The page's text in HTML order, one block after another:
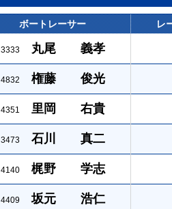
ボートレーサー レ
3333 丸尾 義孝
4832 権藤 俊光
4351 里岡 右貴
3473 石川 真二
4140 梶野 学志
4409 坂元 浩仁